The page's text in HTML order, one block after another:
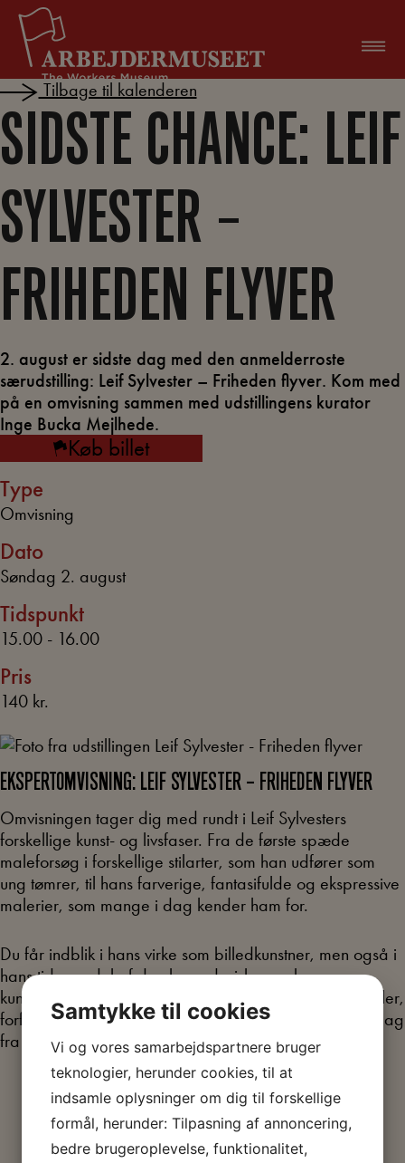
Hop
indholdet
Tilbage til kalenderen
SIDSTE CHANCE: LEIF
SYLVESTER –
FRIHEDEN FLYVER
2. august er sidste dag med den anmelderroste
særudstilling: Leif Sylvester – Friheden flyver. Kom med
på en omvisning sammen med udstillingens kurator
Inge Bucka Mejlhede.
Køb billet
Type
Omvisning
Dato
Søndag 2. august
Tidspunkt
15.00 - 16.00
Pris
140 kr.
EKSPERTOMVISNING: LEIF SYLVESTER – FRIHEDEN FLYVER
Omvisningen tager dig med rundt i Leif Sylvesters
forskellige kunst- og livsfaser. Fra de første spæde
maleforsøg i forskellige stilarter, som han udfører som
ung tømrer, til hans farverige, fantasifulde og ekspressive
malerier, som mange i dag kender ham for.
Du får indblik i hans virke som billedkunstner, men også i
hans tid som del af den legendariske gøgler- og
kunstnerduo Clausen & Petersen, som musiker, skuespiller,
forfatter. Med sig hele livet har han haft et værdigrundlag
fra den arbejderklasse, som han er født og opvokset i.
Køb billet
Samtykke til cookies
Vi og vores samarbejdspartnere bruger
teknologier, herunder cookies, til at
indsamle oplysninger om dig til forskellige
formål, herunder: Tilpasning af annoncering,
bedre brugeroplevelse, funktionalitet,